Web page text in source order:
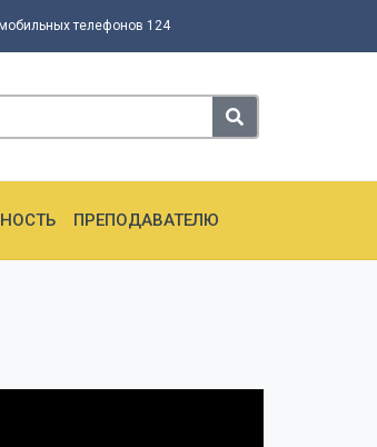
телефонов 124
ПРЕПОДАВАТЕЛЮ